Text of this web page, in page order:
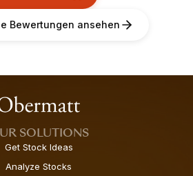
Bewertungen ansehen
SOLUTIONS
Get Stock Ideas
Analyze Stocks